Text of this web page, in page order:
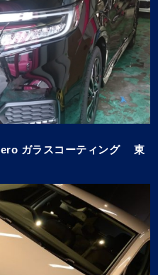
ガラスコーティング 東